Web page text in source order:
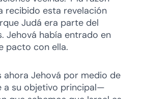
recibido esta revelación
Judá era parte del
Jehová había entrado en
pacto con ella.
ahora Jehová por medio de
a su objetivo principal—